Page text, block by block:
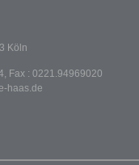
Köln
Fax : 0221.94969020
haas.de